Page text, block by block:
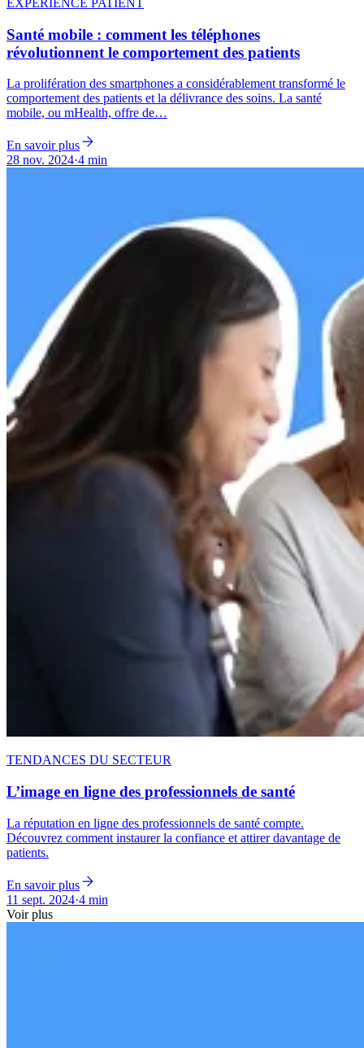
Santé mobile : comment les téléphones
révolutionnent le comportement des patients
La prolifération des smartphones a considérablement transformé le
comportement des patients et la délivrance des soins. La santé
mobile, ou mHealth, offre de…
En savoir plus
28 nov. 2024·4 min
TENDANCES DU SECTEUR
L’image en ligne des professionnels de santé
La réputation en ligne des professionnels de santé compte.
Découvrez comment instaurer la confiance et attirer davantage de
patients.
En savoir plus
11 sept. 2024·4 min
Voir plus